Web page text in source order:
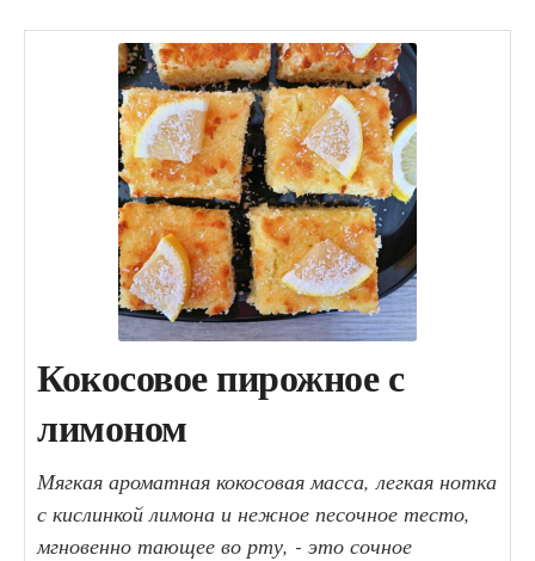
Кокосовое пирожное с
лимоном
Мягкая ароматная кокосовая масса, легкая нотка
с кислинкой лимона и нежное песочное тесто,
мгновенно тающее во рту, - это сочное